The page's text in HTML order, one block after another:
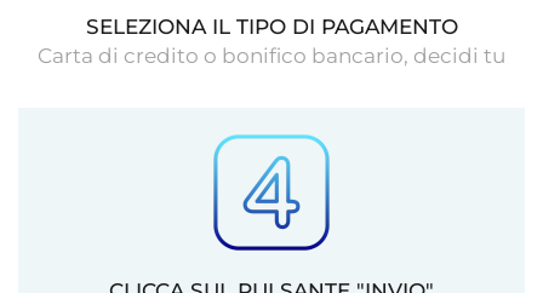
SELEZIONA IL TIPO DI PAGAMENTO
Carta di credito o bonifico bancario, decidi tu